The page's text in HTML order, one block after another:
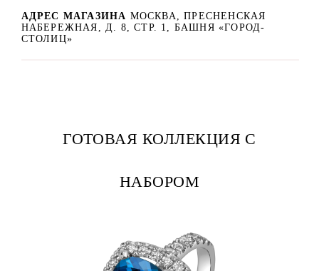
АДРЕС МАГАЗИНА МОСКВА, ПРЕСНЕНСКАЯ
НАБЕРЕЖНАЯ, Д. 8, СТР. 1, БАШНЯ «ГОРОД-
СТОЛИЦ»
ГОТОВАЯ КОЛЛЕКЦИЯ С
НАБОРОМ